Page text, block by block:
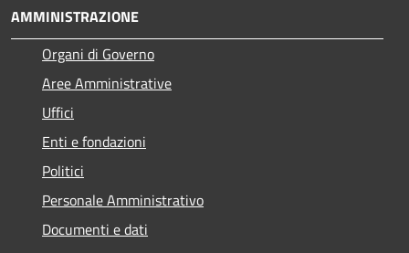
AMMINISTRAZIONE
Organi di Governo
Aree Amministrative
Uffici
Enti e fondazioni
Politici
Personale Amministrativo
Documenti e dati